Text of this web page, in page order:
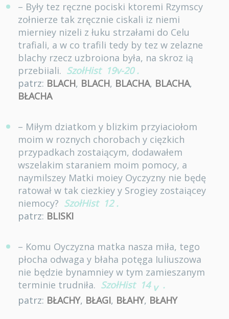
– Były tez ręczne pociski ktoremi Rzymscy
zołnierze tak zręcznie ciskali iz niemi
mierniey nizeli z łuku strzałami do Celu
trafiali, a w co trafili tedy by tez w zelazne
blachy rzecz uzbroiona była, na skroz ią
przebiiali. SzołHist 19v-20 .
patrz: BLACH, BLACH, BLACHA, BLACHA,
BŁACHA
– Miłym dziatkom y blizkim przyiaciołom
moim w roznych chorobach y cięzkich
przypadkach zostaiącym, dodawałem
wszelakim staraniem moim pomocy, a
naymilszey Matki moiey Oyczyzny nie będę
ratował w tak ciezkiey y Srogiey zostaiącey
niemocy? SzołHist 12 .
patrz: BLISKI
– Komu Oyczyzna matka nasza miła, tego
płocha odwaga y błaha potęga Iuliuszowa
nie będzie bynamniey w tym zamieszanym
terminie trudniła. SzołHist 14 v .
patrz: BŁACHY, BŁAGI, BŁAHY, BŁAHY